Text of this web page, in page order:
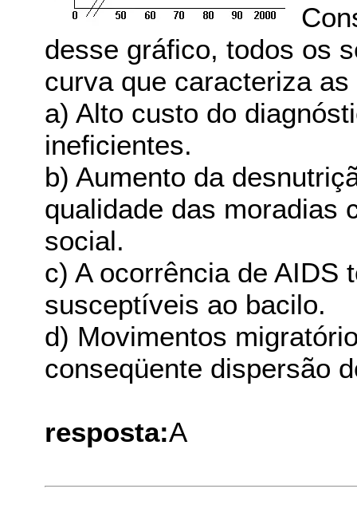
desse gráfico, todos os
curva que caracteriza
a) Alto custo do
ineficientes.
b) Aumento da
qualidade das moradias
social.
c) A ocorrência de AIDS
susceptíveis ao bacilo.
d) Movimentos
conseqüente dispersão
resposta:A